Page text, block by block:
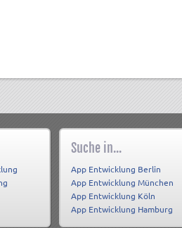
Suche in...
App Entwicklung Berlin
App Entwicklung München
App Entwicklung Köln
App Entwicklung Hamburg